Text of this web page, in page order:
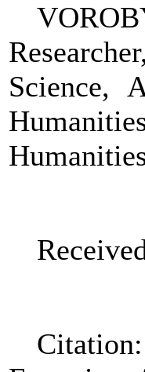
Researcher,
Science,
Citation: